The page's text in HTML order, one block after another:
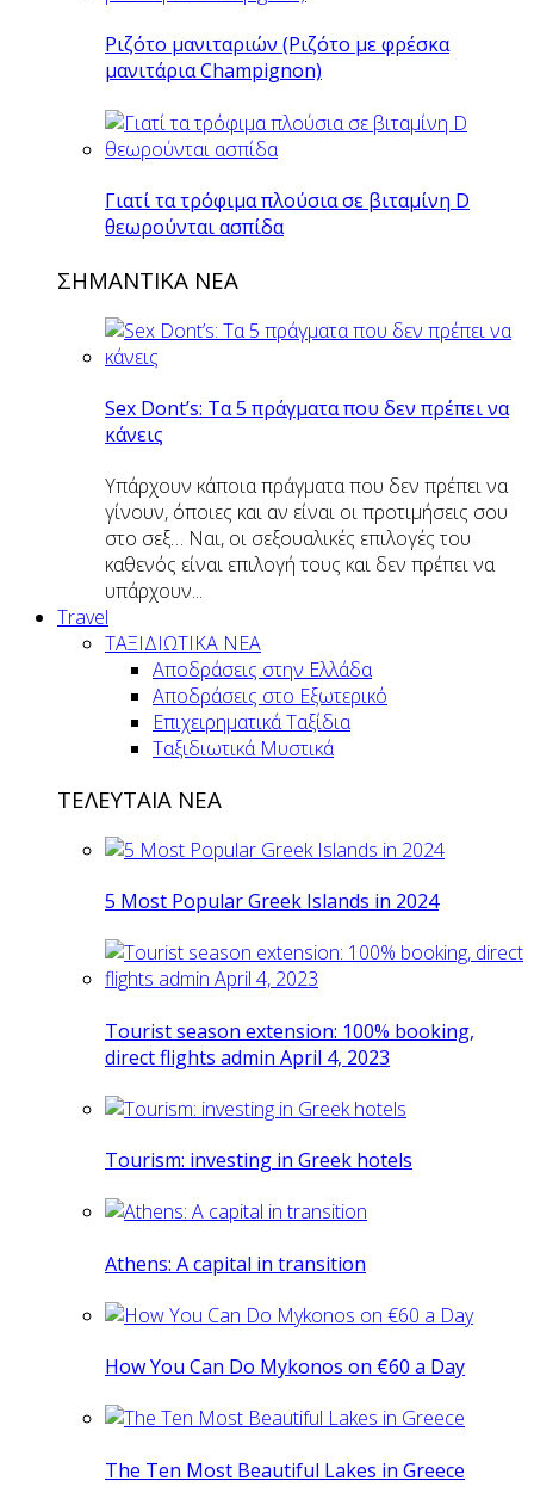
Ριζότο μανιταριών (Ριζότο με φρέσκα
μανιτάρια Champignon)
Γιατί τα τρόφιμα πλούσια σε βιταμίνη D
θεωρούνται ασπίδα
ΣΗΜΑΝΤΙΚΑ ΝΕΑ
Sex Dont’s: Τα 5 πράγματα που δεν πρέπει να
κάνεις
Υπάρχουν κάποια πράγματα που δεν πρέπει να
γίνουν, όποιες και αν είναι οι προτιμήσεις σου
στο σεξ… Ναι, οι σεξουαλικές επιλογές του
καθενός είναι επιλογή τους και δεν πρέπει να
υπάρχουν...
Travel
ΤΑΞΙΔΙΩΤΙΚΑ ΝΕΑ
Αποδράσεις στην Ελλάδα
Αποδράσεις στο Εξωτερικό
Επιχειρηματικά Ταξίδια
Ταξιδιωτικά Μυστικά
ΤΕΛΕΥΤΑΙΑ ΝΕΑ
5 Most Popular Greek Islands in 2024
Tourist season extension: 100% booking,
direct flights admin April 4, 2023
Tourism: investing in Greek hotels
Athens: A capital in transition
How You Can Do Mykonos on €60 a Day
The Ten Most Beautiful Lakes in Greece